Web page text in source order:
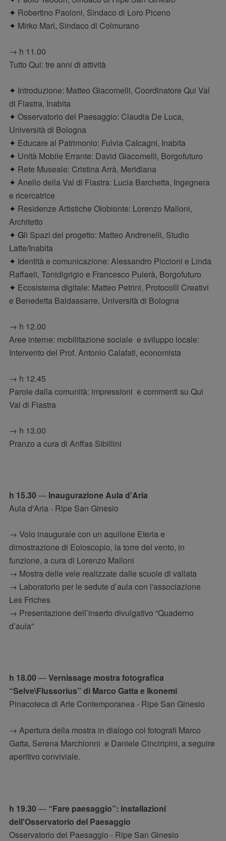
✦ Robertino Paoloni, Sindaco di Loro Piceno
✦ Mirko Mari, Sindaco di Colmurano
→ h 11.00
Tutto Qui: tre anni di attività
✦ Introduzione: Matteo Giacomelli, Coordinatore Qui Val
di Fiastra, Inabita
✦ Osservatorio del Paesaggio: Claudia De Luca,
Università di Bologna
✦ Educare al Patrimonio: Fulvia Calcagni, Inabita
✦ Unità Mobile Errante: David Giacomelli, Borgofuturo
✦ Rete Museale: Cristina Arrà, Meridiana
✦ Anello della Val di Fiastra: Lucia Barchetta, Ingegnera
e ricercatrice
✦ Residenze Artistiche Olobionte: Lorenzo Malloni,
Architetto
✦ Gli Spazi del progetto: Matteo Andrenelli, Studio
Latte/Inabita
✦ Identità e comunicazione: Alessandro Piccioni e Linda
Raffaeli, Tonidigrigio e Francesco Pulerà, Borgofuturo
✦ Ecosistema digitale: Matteo Petrini, Protocolli Creativi
e Benedetta Baldassarre, Università di Bologna
→ h 12.00
Aree interne: mobilitazione sociale e sviluppo locale:
Intervento del Prof. Antonio Calafati, economista
→ h 12.45
Parole dalla comunità: impressioni e commenti su Qui
Val di Fiastra
→ h 13.00
Pranzo a cura di Anffas Sibillini
h 15.30 — Inaugurazione Aula d'Aria
Aula d'Aria - Ripe San Ginesio
→ Volo inaugurale con un aquilone Eteria e
dimostrazione di Eoloscopio, la torre del vento, in
funzione, a cura di Lorenzo Malloni
→ Mostra delle vele realizzate dalle scuole di vallata
→ Laboratorio per le sedute d’aula con l'associazione
Les Friches
→ Presentazione dell’inserto divulgativo “Quaderno
d’aula”
h 18.00 —Vernissage mostra fotografica
“Selve\Flussorius” di Marco Gatta e Ikonemi
Pinacoteca di Arte Contemporanea - Ripe San Ginesio
→ Apertura della mostra in dialogo coi fotografi Marco
Gatta, Serena Marchionni e Daniele Cinciripini, a seguire
aperitivo conviviale.
h 19.30 — “Fare paesaggio”: installazioni
dell'Osservatorio del Paesaggio
Osservatorio del Paesaggio - Ripe San Ginesio